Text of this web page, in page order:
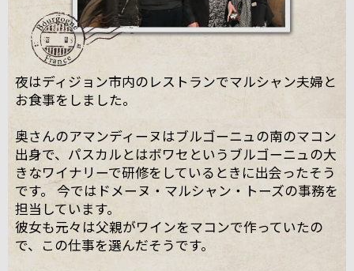
夜はディジョン市内のレストランでマルシャン夫婦と
お食事をしました。
奥さんのアマンディーヌはブルゴーニュの南のマコン
出身で、パスカルとはボワセというブルゴーニュの大
きなワイナリーで研修をしているときに出会ったそう
です。 今ではドメーヌ・マルシャン・トーズの事務を
担当しています。
彼女も元々は父親がワインをマコンで作っていたの
で、この仕事を選んだそうです。